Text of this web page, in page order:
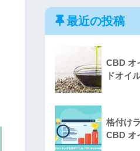
最近の投稿
CBD オ
ドオイ
格付け
CBD オ